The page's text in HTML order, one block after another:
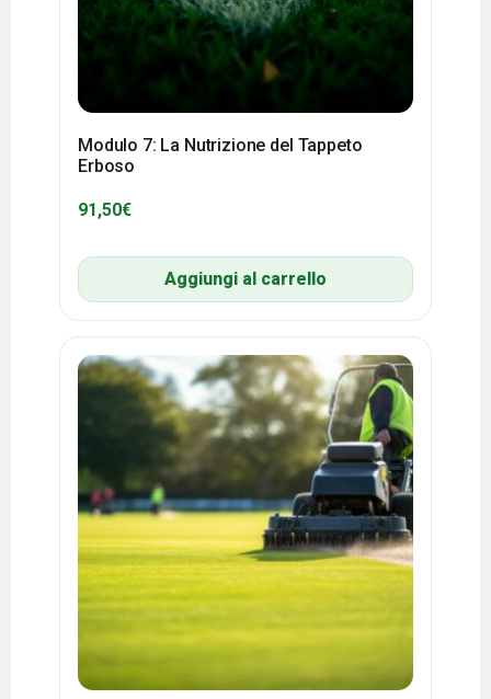
Modulo 7: La Nutrizione del Tappeto
Erboso
91,50€
Aggiungi al carrello